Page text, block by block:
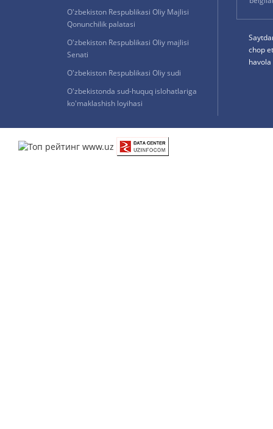
O'zbekiston Respublikasi Oliy Majlisi
Qonunchilik palatasi
O'zbekiston Respublikasi Oliy majlisi
Senati
O'zbekiston Respublikasi Oliy sudi
O'zbekistonda sud-huquq islohatlariga
ko'maklashish loyihasi
chop